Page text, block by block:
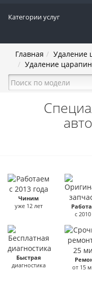
Категории услуг
Главная
Удаление
Удаление
Чиним
уже 12 лет
с 2010
Быстрая
диагностика
от 15